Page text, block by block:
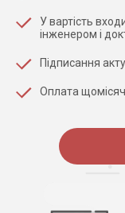
У вартість
інженером і
Підписання
Оплата